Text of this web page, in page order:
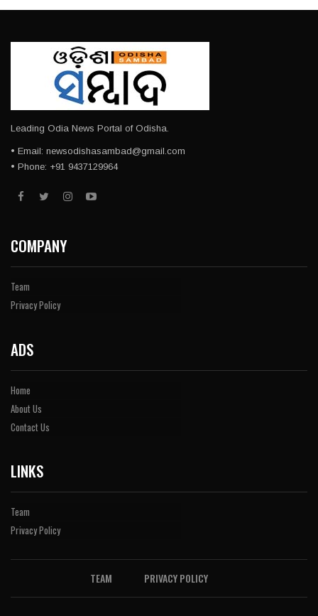
Leading Odia News Portal of Odisha.
• Email: newsodishasambad@gmail.com
• Phone: +91 9437129964
COMPANY
Team
Privacy Policy
ADS
Home
About Us
Contact Us
LINKS
Team
Privacy Policy
TEAM PRIVACY POLICY